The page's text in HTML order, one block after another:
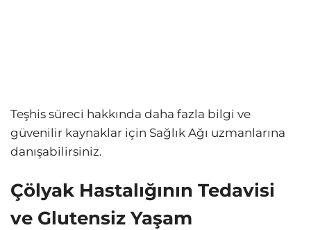
Teşhis süreci hakkında daha fazla bilgi ve
güvenilir kaynaklar için Sağlık Ağı uzmanlarına
danışabilirsiniz.
Çölyak Hastalığının Tedavisi
ve Glutensiz Yaşam